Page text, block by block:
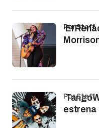
Elpor Staff
estrena
por Staff